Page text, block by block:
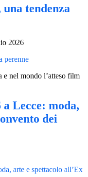
tendenza
2026
nel mondo l’atteso film
Lecce: moda,
dei